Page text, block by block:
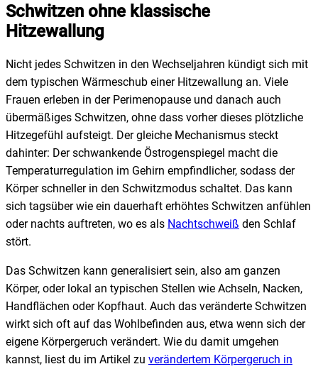
Schwitzen ohne klassische
Hitzewallung
Nicht jedes Schwitzen in den Wechseljahren kündigt sich mit
dem typischen Wärmeschub einer Hitzewallung an. Viele
Frauen erleben in der Perimenopause und danach auch
übermäßiges Schwitzen, ohne dass vorher dieses plötzliche
Hitzegefühl aufsteigt. Der gleiche Mechanismus steckt
dahinter: Der schwankende Östrogenspiegel macht die
Temperaturregulation im Gehirn empfindlicher, sodass der
Körper schneller in den Schwitzmodus schaltet. Das kann
sich tagsüber wie ein dauerhaft erhöhtes Schwitzen anfühlen
oder nachts auftreten, wo es als Nachtschweiß den Schlaf
stört.
Das Schwitzen kann generalisiert sein, also am ganzen
Körper, oder lokal an typischen Stellen wie Achseln, Nacken,
Handflächen oder Kopfhaut. Auch das veränderte Schwitzen
wirkt sich oft auf das Wohlbefinden aus, etwa wenn sich der
eigene Körpergeruch verändert. Wie du damit umgehen
kannst, liest du im Artikel zu verändertem Körpergeruch in